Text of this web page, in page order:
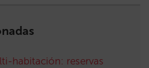
habitación: reservas